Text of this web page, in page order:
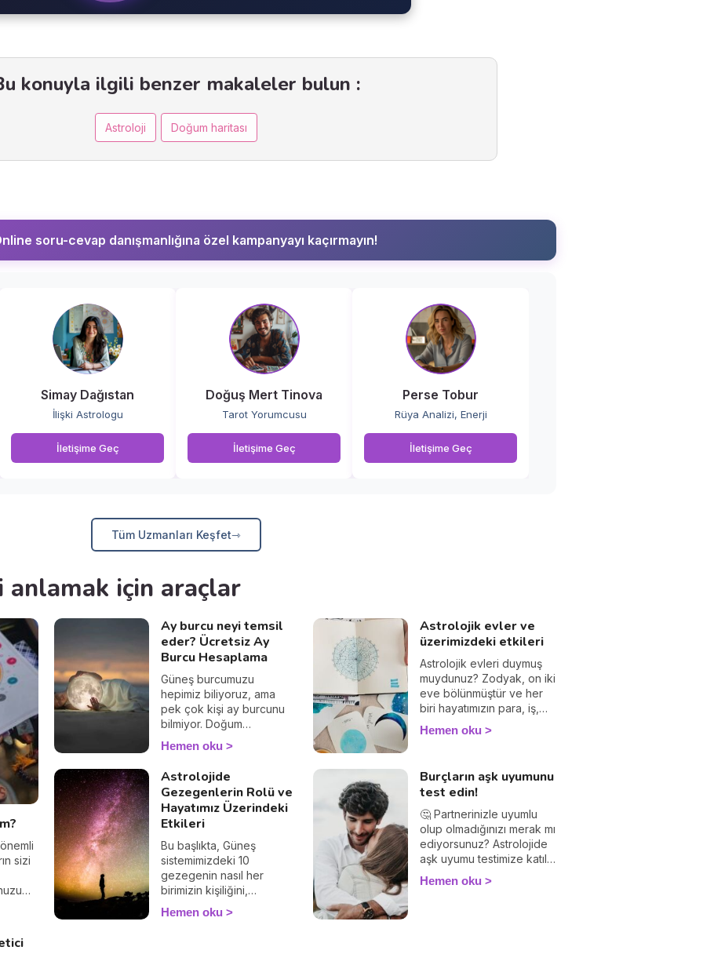
konuyla ilgili benzer makaleler bulun :
Astroloji Doğum haritası
soru-cevap danışmanlığına özel kampanyayı kaçırmayın!
Simay Dağıstan
İlişki Astrologu
İletişime Geç
Doğuş Mert Tinova
Tarot Yorumcusu
İletişime Geç
Perse Tobur
Rüya Analizi, Enerji
İletişime Geç
Tüm Uzmanları Keşfet
anlamak için araçlar
sizi
Ay burcu neyi temsil
eder? Ücretsiz Ay
Burcu Hesaplama
Güneş burcumuzu
hepimiz biliyoruz, ama
pek çok kişi ay burcunu
bilmiyor. Doğum
haritamızda Ay'ın konumu,
Ay burcumuzu belirler ve
kişiliğimiz hakkında çok
şey ifade eder. Ay burcu,
duygu dünyanızı temsil
ettiğinden, bu durum onun
romantik ilişkilerde etkili
olduğu anlamına gelir.
Astrolog Marta Denise ile
yaptığımız Ay burcu
kullanın. İç dünyanıza
Hemen oku
Astrolojik evler ve
üzerimizdeki etkileri
Astrolojik evleri duymuş
muydunuz? Zodyak, on iki
eve bölünmüştür ve her
biri hayatımızın para, iş,
aşk ve aile gibi konularla
bağlantılı bir alanına
hesaplanan bu evler,
kişiliğinizi ve geleceğinizi
daha iyi anlamak
açısından çok önemli bir
rol oynar. İşte astrolojik
evler ve anlamları!
Hemen oku
Astrolojide
Gezegenlerin Rolü ve
Hayatımız Üzerindeki
Etkileri
Bu başlıkta, Güneş
sistemimizdeki 10
gezegenin nasıl her
birimizin kişiliğini,
tercihlerini ve geleceğini
şekillendirdiğini detaylı bir
Hemen oku
Burçların aşk uyumunu
test edin!
🤔 Partnerinizle uyumlu
olup olmadığınızı merak mı
ediyorsunuz? Astrolojide
aşk uyumu testimize katılın
ve ilişkinizin uyumluluk
yüzdesini keşfedin.
Hemen oku